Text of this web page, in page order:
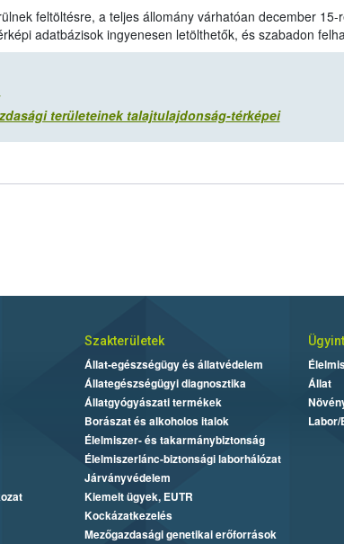
feltöltésre, a teljes állomány várhatóan december 15-
adatbázisok ingyenesen letölthetők, és szabadon
területeinek talajtulajdonság-térképei
Szakterületek
Állat-egészségügy és állatvédelem
Állategészségügyi diagnosztika
Állatgyógyászati termékek
Borászat és alkoholos italok
Élelmiszer- és takarmánybiztonság
Élelmiszerlánc-biztonsági laborhálózat
Járványvédelem
Kiemelt ügyek, EUTR
Kockázatkezelés
Mezőgazdasági genetikai erőforrások
Állat
Labor/